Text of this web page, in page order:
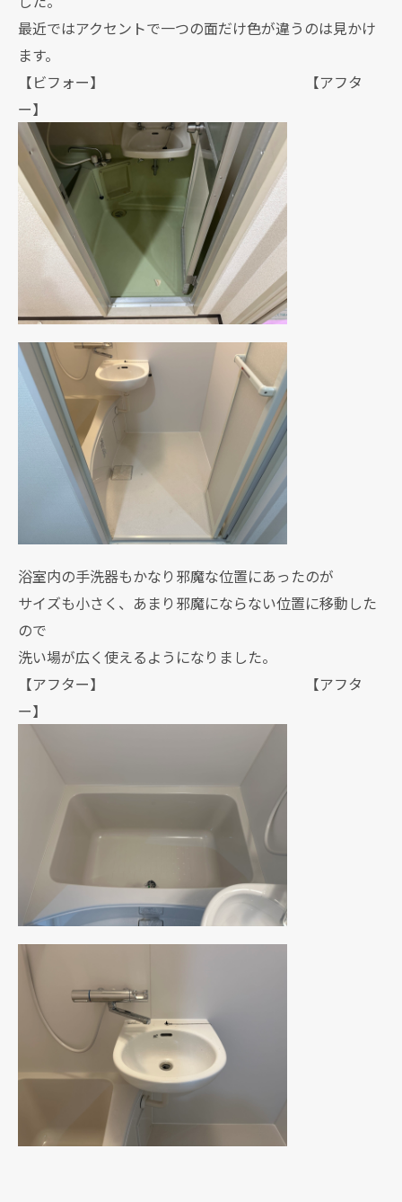
最近ではアクセントで一つの面だけ色が違うのは見かけ
ます。
【ビフォー】 【アフタ
ー】
浴室内の手洗器もかなり邪魔な位置にあったのが
サイズも小さく、あまり邪魔にならない位置に移動した
ので
洗い場が広く使えるようになりました。
【アフター】 【アフタ
ー】